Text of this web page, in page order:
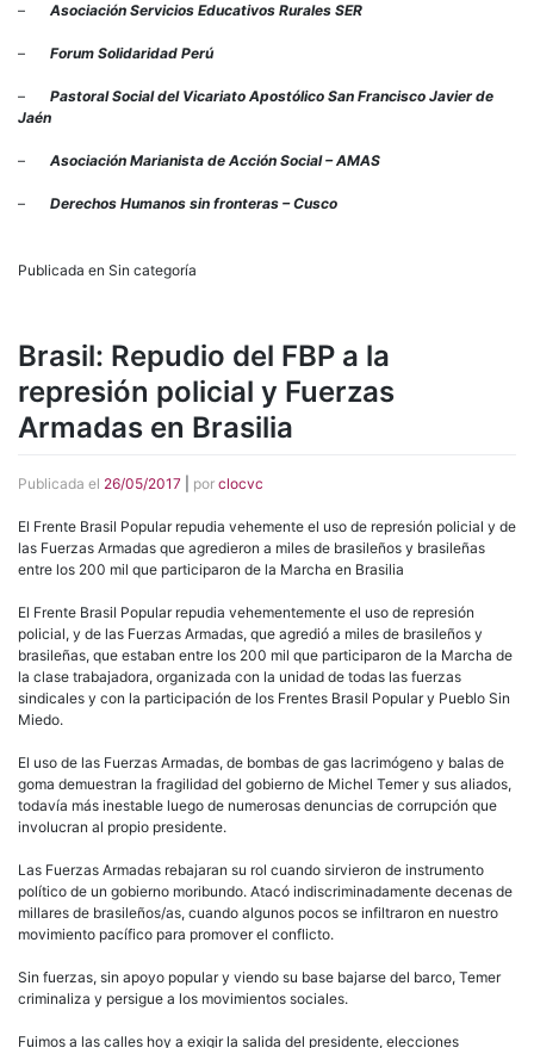
– Asociación Servicios Educativos Rurales SER
– Forum Solidaridad Perú
– Pastoral Social del Vicariato Apostólico San Francisco Javier de
Jaén
– Asociación Marianista de Acción Social – AMAS
– Derechos Humanos sin fronteras – Cusco
Publicada en Sin categoría
Brasil: Repudio del FBP a la
represión policial y Fuerzas
Armadas en Brasilia
Publicada el 26/05/2017 por clocvc
El Frente Brasil Popular repudia vehemente el uso de represión policial y de
las Fuerzas Armadas que agredieron a miles de brasileños y brasileñas
entre los 200 mil que participaron de la Marcha en Brasilia
El Frente Brasil Popular repudia vehementemente el uso de represión
policial, y de las Fuerzas Armadas, que agredió a miles de brasileños y
brasileñas, que estaban entre los 200 mil que participaron de la Marcha de
la clase trabajadora, organizada con la unidad de todas las fuerzas
sindicales y con la participación de los Frentes Brasil Popular y Pueblo Sin
Miedo.
El uso de las Fuerzas Armadas, de bombas de gas lacrimógeno y balas de
goma demuestran la fragilidad del gobierno de Michel Temer y sus aliados,
todavía más inestable luego de numerosas denuncias de corrupción que
involucran al propio presidente.
Las Fuerzas Armadas rebajaran su rol cuando sirvieron de instrumento
político de un gobierno moribundo. Atacó indiscriminadamente decenas de
millares de brasileños/as, cuando algunos pocos se infiltraron en nuestro
movimiento pacífico para promover el conflicto.
Sin fuerzas, sin apoyo popular y viendo su base bajarse del barco, Temer
criminaliza y persigue a los movimientos sociales.
Fuimos a las calles hoy a exigir la salida del presidente, elecciones